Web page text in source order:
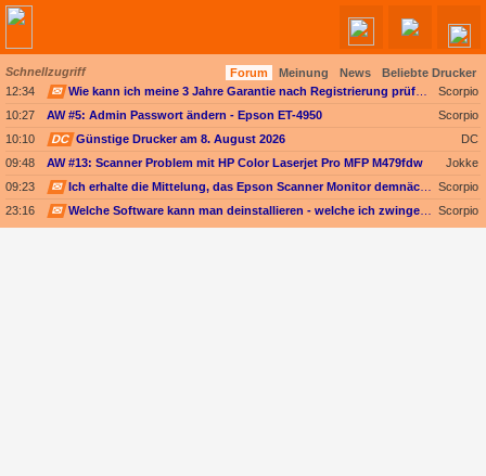
Schnellzugriff Forum Meinung News
Beliebte Drucker
12:34
✉
Scorpio
10:27
AW #5: Admin Passwort ändern - Epson ET-4950
Scorpio
10:10
DC Günstige Drucker am 8. August 2026
DC
09:48
AW #13: Scanner Problem mit HP Color Laserjet Pro MFP M479fdw
Jokke
09:23
✉
Scorpio
23:16
✉ Scorpio